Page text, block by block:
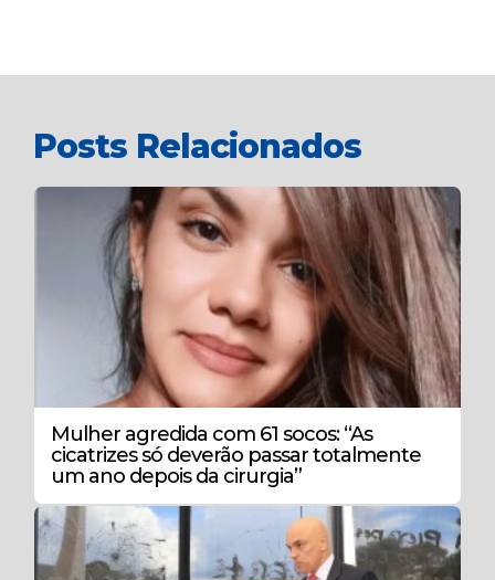
Posts Relacionados
Mulher agredida com 61 socos: “As
cicatrizes só deverão passar totalmente
um ano depois da cirurgia”